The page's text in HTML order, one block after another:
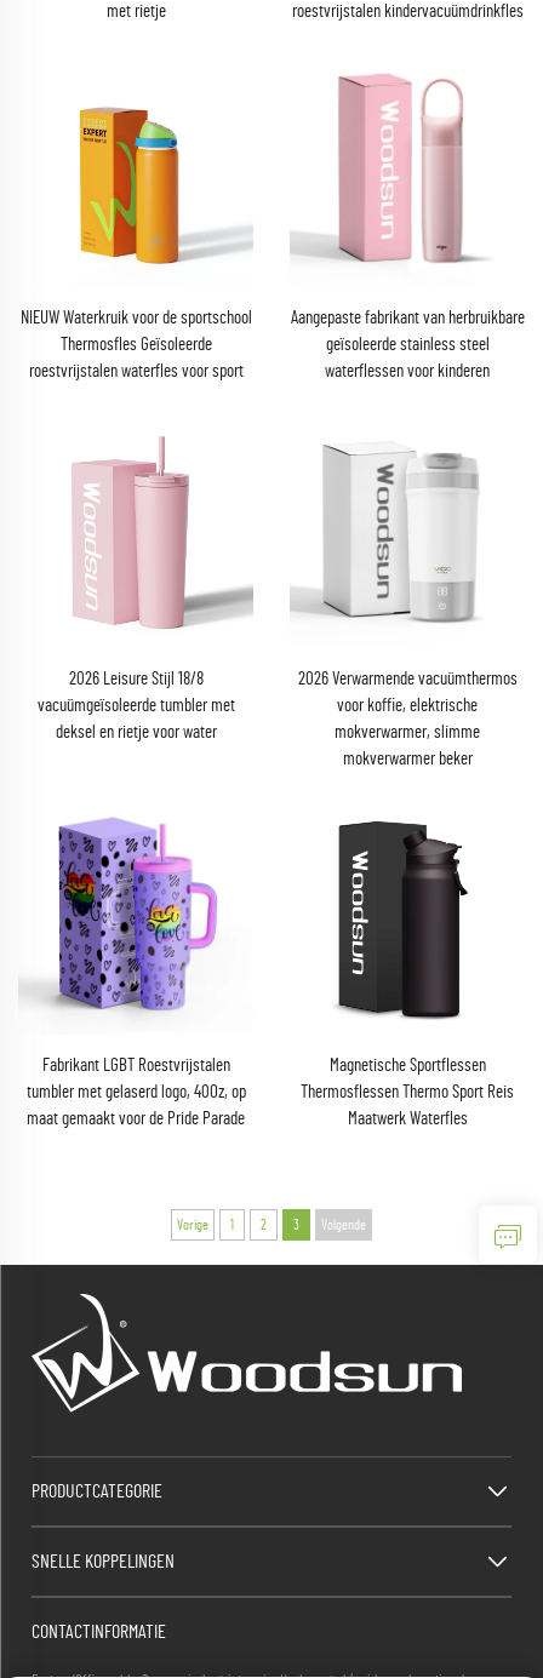
met rietje
roestvrijstalen kindervacuümdrinkfles
NIEUW Waterkruik voor de sportschool
Thermosfles Geïsoleerde
roestvrijstalen waterfles voor sport
Aangepaste fabrikant van herbruikbare
geïsoleerde stainless steel
waterflessen voor kinderen
2026 Leisure Stijl 18/8
vacuümgeïsoleerde tumbler met
deksel en rietje voor water
2026 Verwarmende vacuümthermos
voor koffie, elektrische
mokverwarmer, slimme
mokverwarmer beker
Fabrikant LGBT Roestvrijstalen
tumbler met gelaserd logo, 40Oz, op
maat gemaakt voor de Pride Parade
Magnetische Sportflessen
Thermosflessen Thermo Sport Reis
Maatwerk Waterfles
Vorige 1 2 3 Volgende
PRODUCTCATEGORIE
SNELLE KOPPELINGEN
CONTACTINFORMATIE